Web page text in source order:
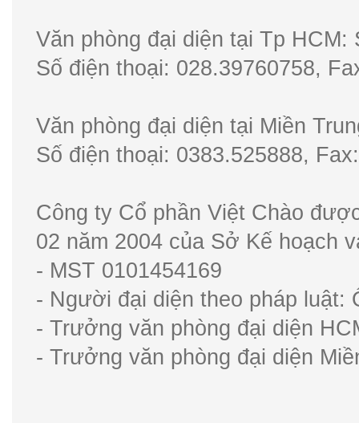
Văn phòng đại diện tại Tp
Số điện thoại: 028.39760758,
Văn phòng đại diện tại Miền
Số điện thoại: 0383.525888,
Công ty Cổ phần Việt Chào
02 năm 2004 của Sở Kế hoạch
- MST 0101454169
- Người đại diện theo pháp luật:
- Trưởng văn phòng đại diện
- Trưởng văn phòng đại diện